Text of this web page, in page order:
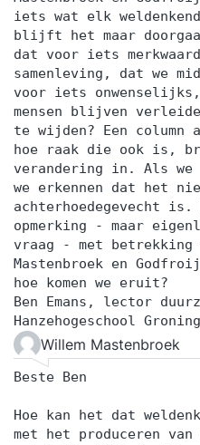
iets wat elk
blijft het maar
dat voor iets
samenleving, dat we
voor iets onwenselijks,
mensen blijven
te wijden? Een column
hoe raak die ook is,
verandering in. Als
we erkennen dat het
achterhoedegevecht
opmerking - maar
vraag - met
Mastenbroek en
hoe komen we eruit?
Ben Emans, lector
Hanzehogeschool
Willem Mastenbroek
Beste Ben
Hoe kan het dat
met het produceren